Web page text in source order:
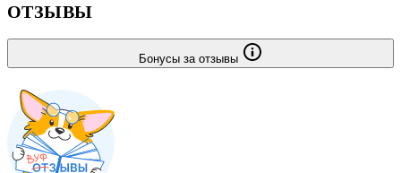
ОТЗЫВЫ
Бонусы за отзывы